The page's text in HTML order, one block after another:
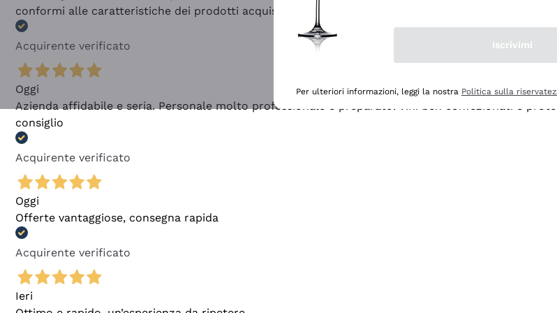
conformi alle caratteristiche dei prodotti acquistati
Acquirente verificato
Oggi
Azienda affidabile e seria. Personale molto professionale e preparato. Vini ben confezionati e
consiglio
Acquirente verificato
Oggi
Offerte vantaggiose, consegna rapida
Acquirente verificato
Ieri
Iscrivimi
Per ulteriori informazioni, leggi la nostra Politica sulla